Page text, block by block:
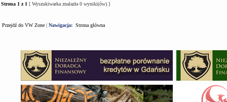
Strona 1 z 1 [ Wyszukiwarka znalazła 0 wyniki(ów) ]
Przejdź do VW Zone | Nawigacja: Strona główna